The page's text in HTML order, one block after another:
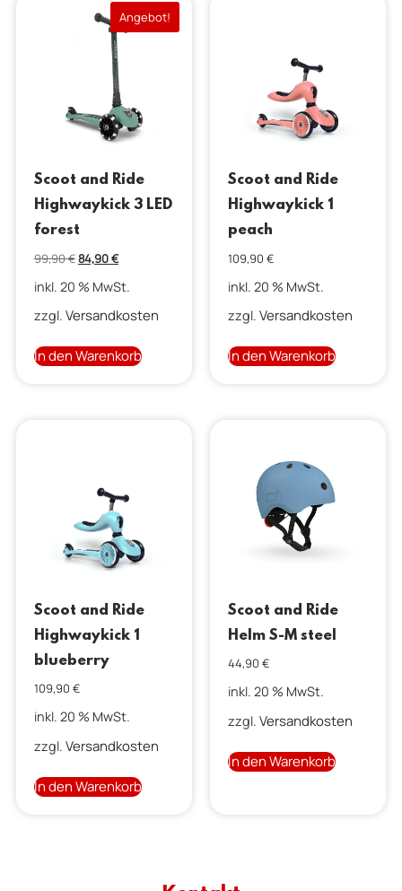
Angebot!
Scoot and Ride
Highwaykick 3 LED
forest
99,90€84,90€
inkl. 20 % MwSt.
zzgl. Versandkosten
In den Warenkorb
Scoot and Ride
Highwaykick 1
peach
109,90 €
inkl. 20 % MwSt.
zzgl. Versandkosten
In den Warenkorb
Scoot and Ride
Highwaykick 1
blueberry
109,90 €
inkl. 20 % MwSt.
zzgl. Versandkosten
In den Warenkorb
Scoot and Ride
Helm S-M steel
44,90 €
inkl. 20 % MwSt.
zzgl. Versandkosten
In den Warenkorb